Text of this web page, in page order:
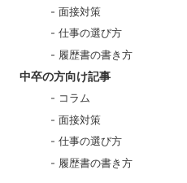
面接対策
仕事の選び方
履歴書の書き方
中卒の方向け記事
コラム
面接対策
仕事の選び方
履歴書の書き方